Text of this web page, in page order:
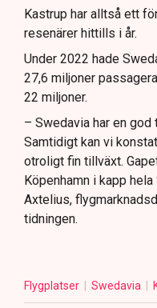
Kastrup har alltså ett
resenärer hittills i år.
Under 2022 hade
27,6 miljoner
22 miljoner.
– Swedavia har en
Samtidigt kan vi
otroligt fin tillväxt.
Köpenhamn i kapp
Axtelius,
tidningen.
Flygplatser Swedavia